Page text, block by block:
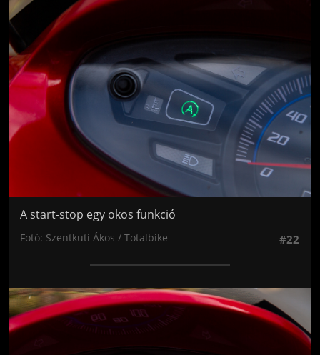
A start-stop egy okos funkció
Fotó: Szentkuti Ákos / Totalbike #22
Jön még kép!